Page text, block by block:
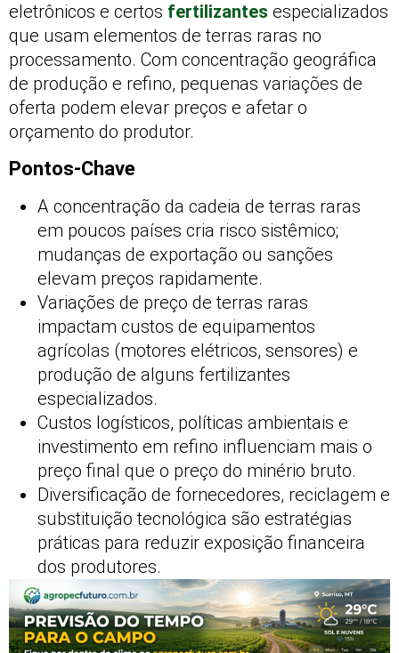
eletrônicos e certos fertilizantes especializados
que usam elementos de terras raras no
processamento. Com concentração geográfica
de produção e refino, pequenas variações de
oferta podem elevar preços e afetar o
orçamento do produtor.
Pontos-Chave
A concentração da cadeia de terras raras
em poucos países cria risco sistêmico;
mudanças de exportação ou sanções
elevam preços rapidamente.
Variações de preço de terras raras
impactam custos de equipamentos
agrícolas (motores elétricos, sensores) e
produção de alguns fertilizantes
especializados.
Custos logísticos, políticas ambientais e
investimento em refino influenciam mais o
preço final que o preço do minério bruto.
Diversificação de fornecedores, reciclagem e
substituição tecnológica são estratégias
práticas para reduzir exposição financeira
dos produtores.